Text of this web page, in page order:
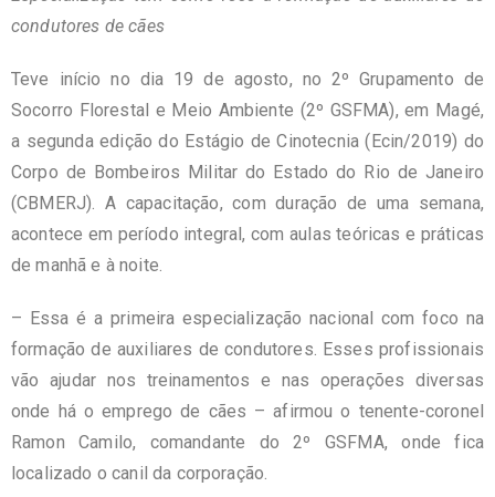
condutores de cães
Teve início no dia 19 de agosto, no 2º Grupamento de
Socorro Florestal e Meio Ambiente (2º GSFMA), em Magé,
a segunda edição do Estágio deCinotecnia (Ecin/2019) do
Corpo de Bombeiros Militar do Estado do Rio de Janeiro
(CBMERJ). A capacitação, com duração de uma semana,
acontece em período integral, com aulas teóricas e práticas
de manhã e à noite.
– Essa é a primeira especialização nacional com foco na
formação de auxiliares de condutores. Esses profissionais
vão ajudar nos treinamentos e nas operações diversas
onde há o emprego de cães – afirmou o tenente-coronel
Ramon Camilo, comandante do 2º GSFMA, onde fica
localizado o canil da corporação.